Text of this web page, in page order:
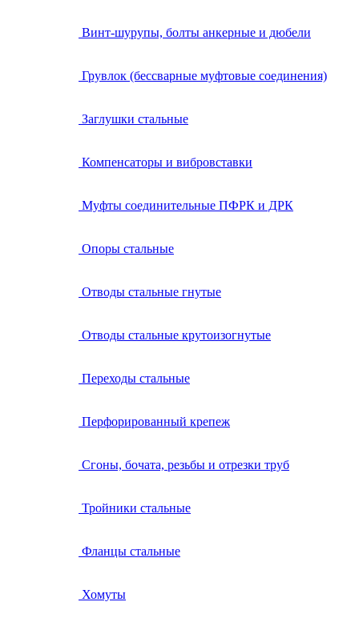
Винт-шурупы, болты анкерные и дюбели
Грувлок (бессварные муфтовые соединения)
Заглушки стальные
Компенсаторы и вибровставки
Муфты соединительные ПФРК и ДРК
Опоры стальные
Отводы стальные гнутые
Отводы стальные крутоизогнутые
Переходы стальные
Перфорированный крепеж
Сгоны, бочата, резьбы и отрезки труб
Тройники стальные
Фланцы стальные
Хомуты